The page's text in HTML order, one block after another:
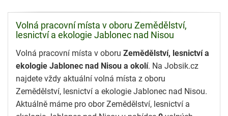
Volná pracovní místa v oboru Zemědělství,
lesnictví a ekologie Jablonec nad Nisou
Volná pracovní místa v oboru Zemědělství, lesnictví a
ekologie Jablonec nad Nisou a okolí. Na Jobsik.cz
najdete vždy aktuální volná místa z oboru
Zemědělství, lesnictví a ekologie Jablonec nad Nisou.
Aktuálně máme pro obor Zemědělství, lesnictví a